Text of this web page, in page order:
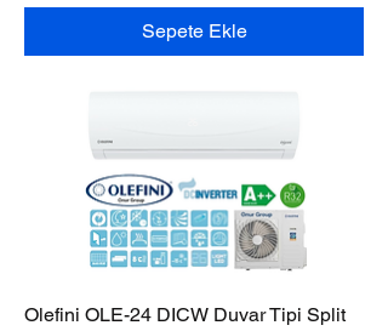
Sepete Ekle
Olefini OLE-24 DICW Duvar Tipi Split